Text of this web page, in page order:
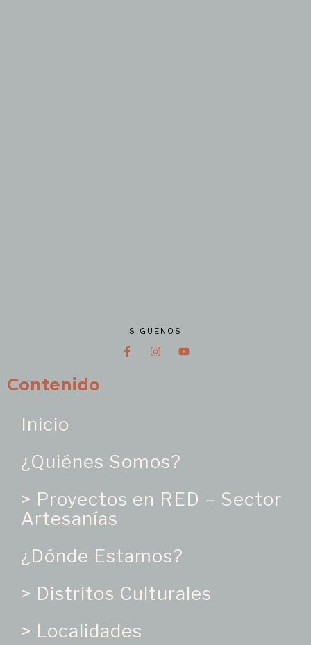
SIGUENOS
Contenido
Inicio
¿Quiénes Somos?
> Proyectos en RED – Sector
Artesanías
¿Dónde Estamos?
> Distritos Culturales
> Localidades